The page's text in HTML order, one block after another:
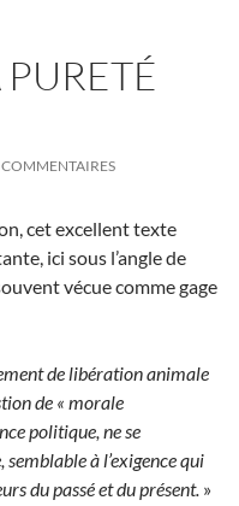
COMMENTAIRES
cet excellent texte
ici sous l’angle de
vécue comme gage
de libération animale
de « morale
politique, ne se
à l’exigence qui
du passé et du présent. »